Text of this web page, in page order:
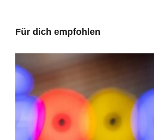
Für dich empfohlen